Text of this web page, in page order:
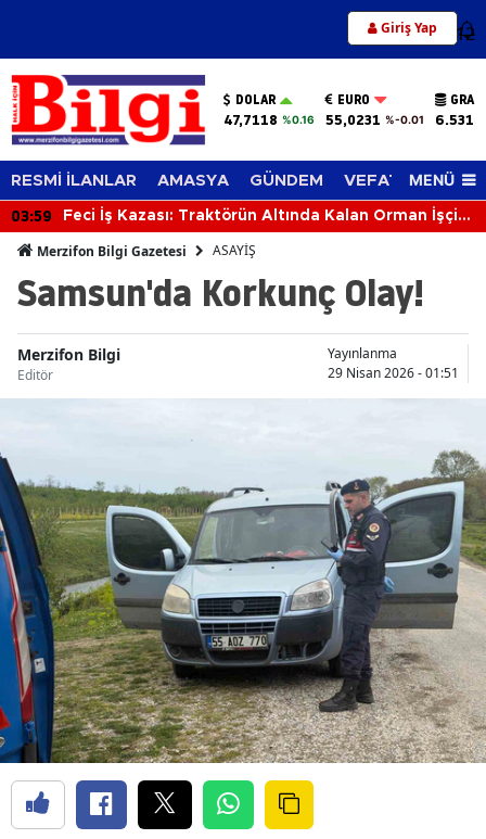
Giriş Yap 12
DOLAR
47,7118 %0.16
EURO
55,0231 %-0.01
RESMİ İLANLAR AMASYA GÜNDEM VEFAT EDENLER
MENÜ
03:59
Feci İş Kazası: Traktörün Altında Kalan Orman İşçisi
Merzifon Bilgi Gazetesi ASAYİŞ
Samsun'da Korkunç Olay!
Merzifon Bilgi
Editör
Yayınlanma
29 Nisan 2026 - 01:51